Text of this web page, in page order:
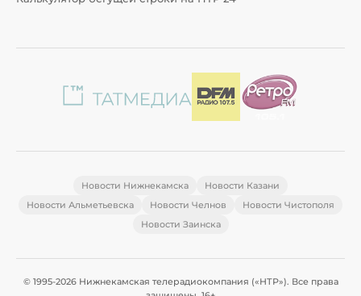
Новости Нижнекамска
Новости Казани
Новости Альметьевска
Новости Челнов
Новости Чистополя
Новости Заинска
© 1995-2026 Нижнекамская телерадиокомпания («НТР»). Все права